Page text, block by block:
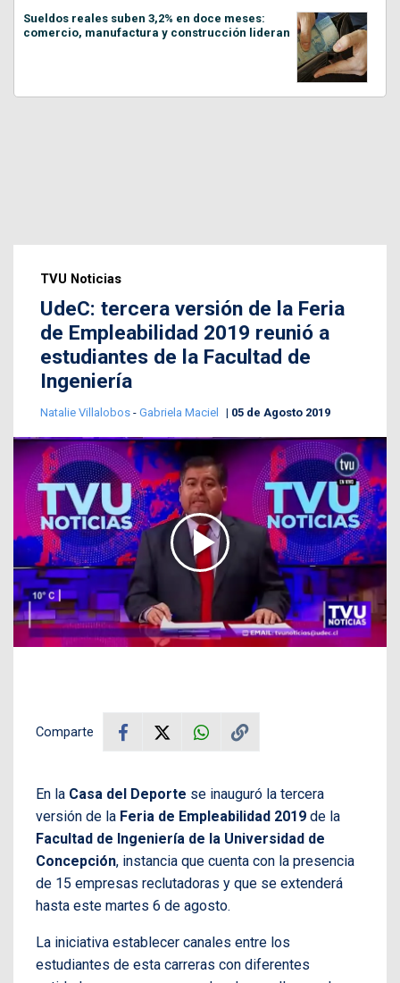
Sueldos reales suben 3,2% en doce meses:
comercio, manufactura y construcción lideran
TVU Noticias
UdeC: tercera versión de la Feria
de Empleabilidad 2019 reunió a
estudiantes de la Facultad de
Ingeniería
Natalie Villalobos - Gabriela Maciel 05 de Agosto 2019
Comparte
En la Casa del Deporte se inauguró la tercera
versión de la Feria de Empleabilidad 2019 de la
Facultad de Ingeniería de la Universidad de
Concepción, instancia que cuenta con la presencia
de 15 empresas reclutadoras y que se extenderá
hasta este martes 6 de agosto.
La iniciativa establecer canales entre los
estudiantes de esta carreras con diferentes